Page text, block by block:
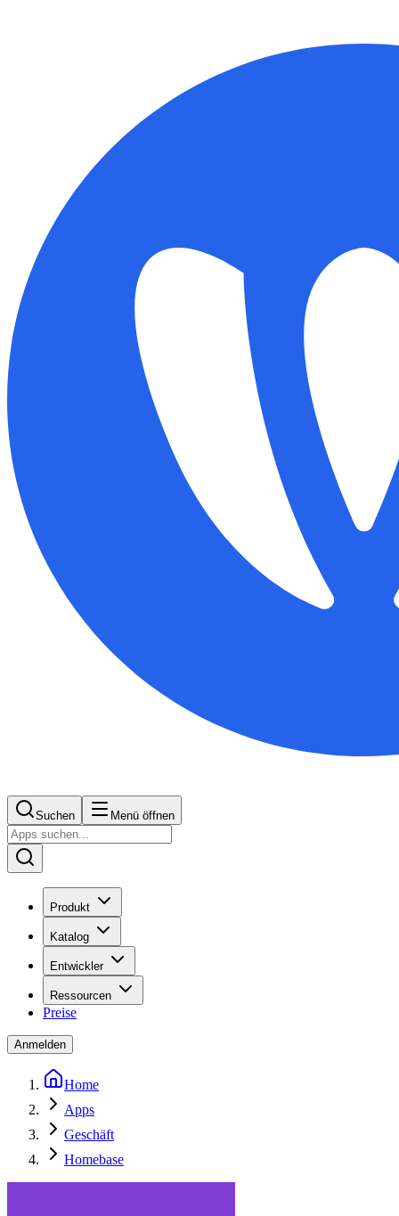
Suchen Menü öffnen
Produkt
Katalog
Entwickler
Ressourcen
Preise
Anmelden
Home
Apps
Geschäft
Homebase